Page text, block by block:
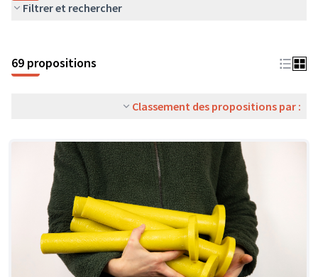
Filtrer et rechercher
69 propositions
Classement des propositions par :